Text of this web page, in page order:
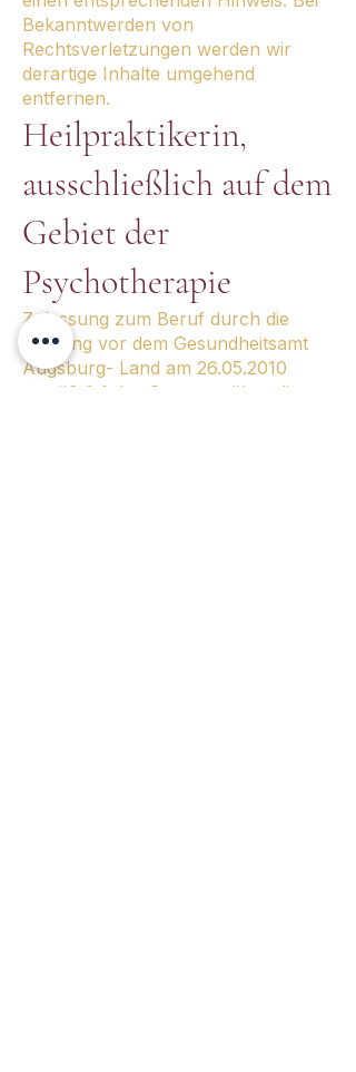
Bekanntwerden von
Rechtsverletzungen werden wir
derartige Inhalte umgehend
entfernen.
Heilpraktikerin,
ausschließlich auf dem
Gebiet der
Psychotherapie
Zulassung zum Beruf durch die
Prüfung vor dem Gesundheitsamt
Augsburg- Land am 26.05.2010
gemäß § 1 des Gesetzes über die